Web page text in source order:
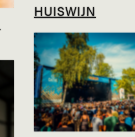
HUISWIJN